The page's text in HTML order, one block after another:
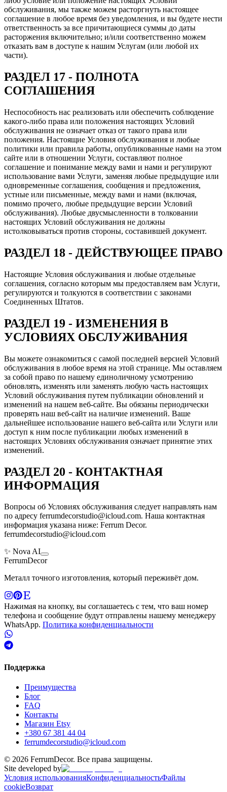
обслуживания, мы также можем расторгнуть настоящее
соглашение в любое время без уведомления, и вы будете нести
ответственность за все причитающиеся суммы до даты
расторжения включительно; и/или соответственно можем
отказать вам в доступе к нашим Услугам (или любой их
части).
РАЗДЕЛ 17 - ПОЛНОТА
СОГЛАШЕНИЯ
Неспособность нас реализовать или обеспечить соблюдение
какого-либо права или положения настоящих Условий
обслуживания не означает отказ от такого права или
положения. Настоящие Условия обслуживания и любые
политики или правила работы, опубликованные нами на этом
сайте или в отношении Услуги, составляют полное
соглашение и понимание между вами и нами и регулируют
использование вами Услуги, заменяя любые предыдущие или
одновременные соглашения, сообщения и предложения,
устные или письменные, между вами и нами (включая,
помимо прочего, любые предыдущие версии Условий
обслуживания). Любые двусмысленности в толковании
настоящих Условий обслуживания не должны
истолковываться против стороны, составившей документ.
РАЗДЕЛ 18 - ДЕЙСТВУЮЩЕЕ ПРАВО
Настоящие Условия обслуживания и любые отдельные
соглашения, согласно которым мы предоставляем вам Услуги,
регулируются и толкуются в соответствии с законами
Соединенных Штатов.
РАЗДЕЛ 19 - ИЗМЕНЕНИЯ В
УСЛОВИЯХ ОБСЛУЖИВАНИЯ
Вы можете ознакомиться с самой последней версией Условий
обслуживания в любое время на этой странице. Мы оставляем
за собой право по нашему единоличному усмотрению
обновлять, изменять или заменять любую часть настоящих
Условий обслуживания путем публикации обновлений и
изменений на нашем веб-сайте. Вы обязаны периодически
проверять наш веб-сайт на наличие изменений. Ваше
дальнейшее использование нашего веб-сайта или Услуги или
доступ к ним после публикации любых изменений в
настоящих Условиях обслуживания означает принятие этих
изменений.
РАЗДЕЛ 20 - КОНТАКТНАЯ
ИНФОРМАЦИЯ
Вопросы об Условиях обслуживания следует направлять нам
по адресу ferrumdecorstudio@icloud.com. Наша контактная
информация указана ниже: Ferrum Decor.
ferrumdecorstudio@icloud.com
✨ Nova AI
FerrumDecor
Металл точного изготовления, который переживёт дом.
Нажимая на кнопку, вы соглашаетесь с тем, что ваш номер
телефона и сообщение будут отправлены нашему менеджеру
WhatsApp. Политика конфиденциальности
Поддержка
Преимущества
Блог
FAQ
Контакты
Магазин Etsy
+380 67 381 44 04
ferrumdecorstudio@icloud.com
© 2026 FerrumDecor. Все права защищены.
Site developed by
Условия использованияКонфиденциальностьФайлы
cookieВозврат